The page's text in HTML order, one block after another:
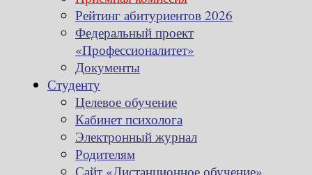
Рейтинг абитуриентов 2026
Федеральный проект
«Профессионалитет»
Документы
Студенту
Целевое обучение
Кабинет психолога
Электронный журнал
Родителям
Сайт «Дистанционное обучение»